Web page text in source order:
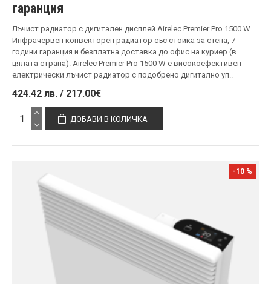
гаранция
Лъчист радиатор с дигитален дисплей Airelec Premier Pro 1500 W.
Инфрачервен конвекторен радиатор със стойка за стена, 7
години гаранция и безплатна доставка до офис на куриер (в
цялата страна). Airelec Premier Pro 1500 W е високоефективен
електрически лъчист радиатор с подобрено дигитално уп..
424.42 лв. / 217.00€
ДОБАВИ В КОЛИЧКА
-10 %